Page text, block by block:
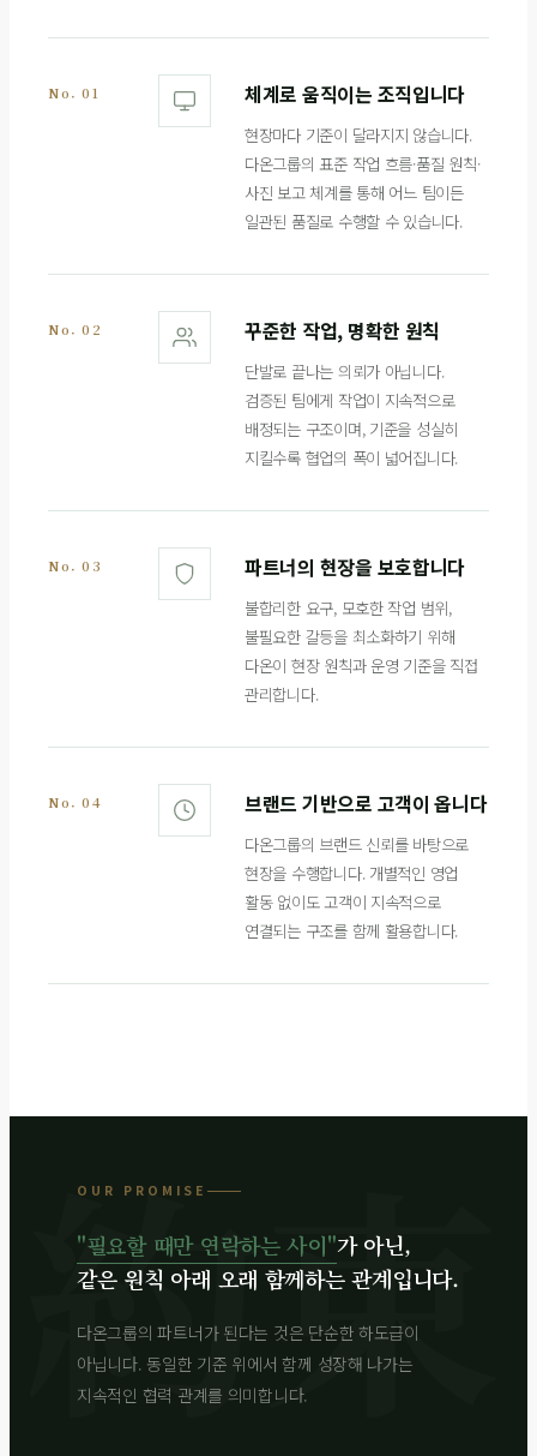
No. 01 체계로 움직이는 조직입니다
현장마다 기준이 달라지지 않습니다.
다온그룹의 표준 작업 흐름·품질 원칙·
사진 보고 체계를 통해 어느 팀이든
일관된 품질로 수행할 수 있습니다.
No. 02 꾸준한 작업, 명확한 원칙
단발로 끝나는 의뢰가 아닙니다.
검증된 팀에게 작업이 지속적으로
배정되는 구조이며, 기준을 성실히
지킬수록 협업의 폭이 넓어집니다.
No. 03 파트너의 현장을 보호합니다
불합리한 요구, 모호한 작업 범위,
불필요한 갈등을 최소화하기 위해
다온이 현장 원칙과 운영 기준을 직접
관리합니다.
No. 04 브랜드 기반으로 고객이 옵니다
다온그룹의 브랜드 신뢰를 바탕으로
현장을 수행합니다. 개별적인 영업
활동 없이도 고객이 지속적으로
연결되는 구조를 함께 활용합니다.
OUR PROMISE
"필요할 때만 연락하는 사이"가 아닌,
같은 원칙 아래 오래 함께하는 관계입니다.
다온그룹의 파트너가 된다는 것은 단순한 하도급이
아닙니다. 동일한 기준 위에서 함께 성장해 나가는
지속적인 협력 관계를 의미합니다.